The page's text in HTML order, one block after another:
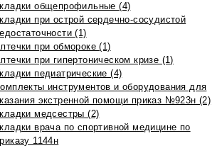
общепрофильные (4)
при острой сердечно-сосудистой
(1)
при обмороке (1)
при гипертоническом кризе (1)
педиатрические (4)
инструментов и оборудования для
экстренной помощи приказ №923н (2)
медсестры (2)
врача по спортивной медицине по
1144н